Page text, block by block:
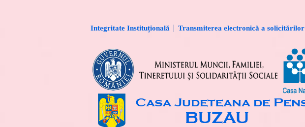
Integritate Instituțională Transmiterea electronică a solicitărilor